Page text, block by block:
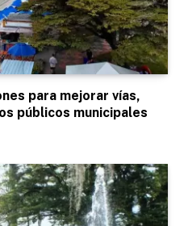
para mejorar vías,
públicos municipales